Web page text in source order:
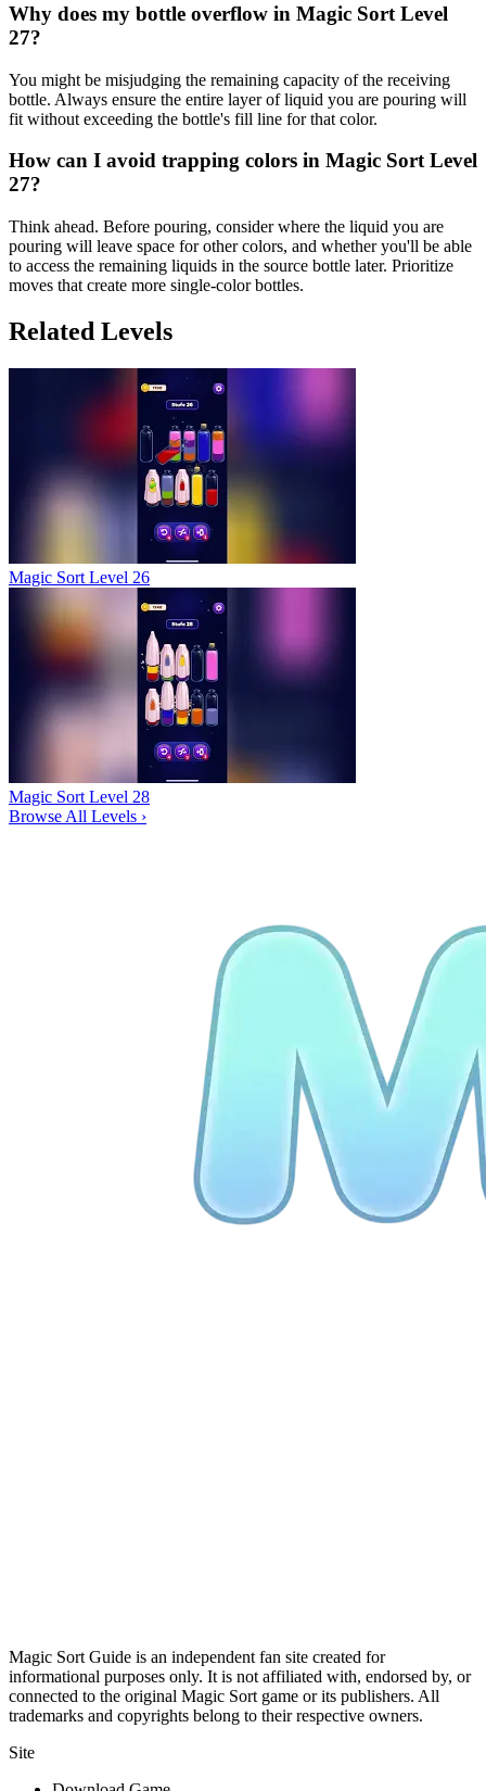
Why does my bottle overflow in Magic Sort Level
27?
You might be misjudging the remaining capacity of the receiving
bottle. Always ensure the entire layer of liquid you are pouring will
fit without exceeding the bottle's fill line for that color.
How can I avoid trapping colors in Magic Sort Level
27?
Think ahead. Before pouring, consider where the liquid you are
pouring will leave space for other colors, and whether you'll be able
to access the remaining liquids in the source bottle later. Prioritize
moves that create more single-color bottles.
Related Levels
Magic Sort Level 26
Magic Sort Level 28
Browse All Levels ›
Magic Sort Guide is an independent fan site created for
informational purposes only. It is not affiliated with, endorsed by, or
connected to the original Magic Sort game or its publishers. All
trademarks and copyrights belong to their respective owners.
Site